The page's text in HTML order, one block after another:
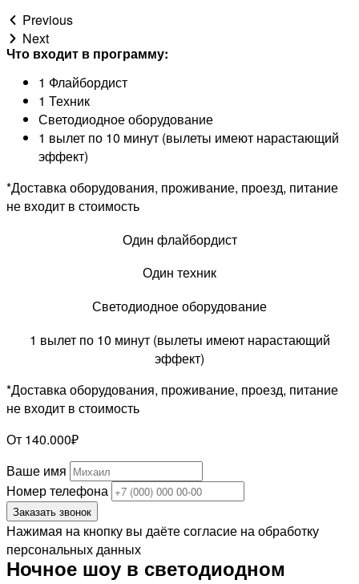
Previous
Next
Что входит в программу:
1 Флайбордист
1 Техник
Светодиодное оборудование
1 вылет по 10 минут (вылеты имеют нарастающий
эффект)
*Доставка оборудования, проживание, проезд, питание
не входит в стоимость
Один флайбордист
Один техник
Светодиодное оборудование
1 вылет по 10 минут (вылеты имеют нарастающий
эффект)
*Доставка оборудования, проживание, проезд, питание
не входит в стоимость
От 140.000₽
Ваше имя
Номер телефона
Заказать звонок
Нажимая на кнопку вы даёте согласие на обработку
персональных данных
Ночное шоу в светодиодном